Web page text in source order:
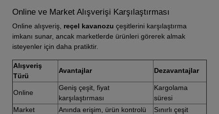
Online ve Market Alışverişi Karşılaştırması
Online alışveriş, reçel kavanozu çeşitlerini karşılaştırma
imkanı sunar, ancak marketlerde ürünleri görerek almak
isteyenler için daha pratiktir.
Alışveriş
Türü
Avantajlar Dezavantajlar
Online
Geniş çeşit, fiyat
karşılaştırması
Kargolama
süresi
Market
Anında erişim, ürün kontrolü Sınırlı çeşit